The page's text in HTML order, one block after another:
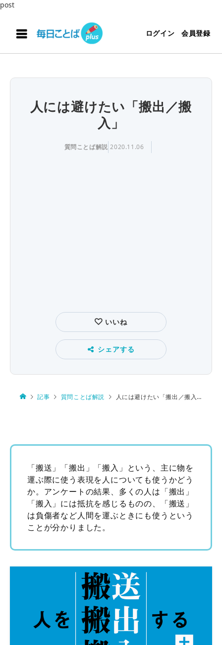
post
ログイン 会員登録
人には避けたい「搬出／搬
入」
質問ことば解説 2020.11.06
いいね
シェアする
記事 質問ことば解説 人には避けたい「搬出／搬入」
「搬送」「搬出」「搬入」という、主に物を
運ぶ際に使う表現を人についても使うかどう
か。アンケートの結果、多くの人は「搬出」
「搬入」には抵抗を感じるものの、「搬送」
は負傷者など人間を運ぶときにも使うという
ことが分かりました。